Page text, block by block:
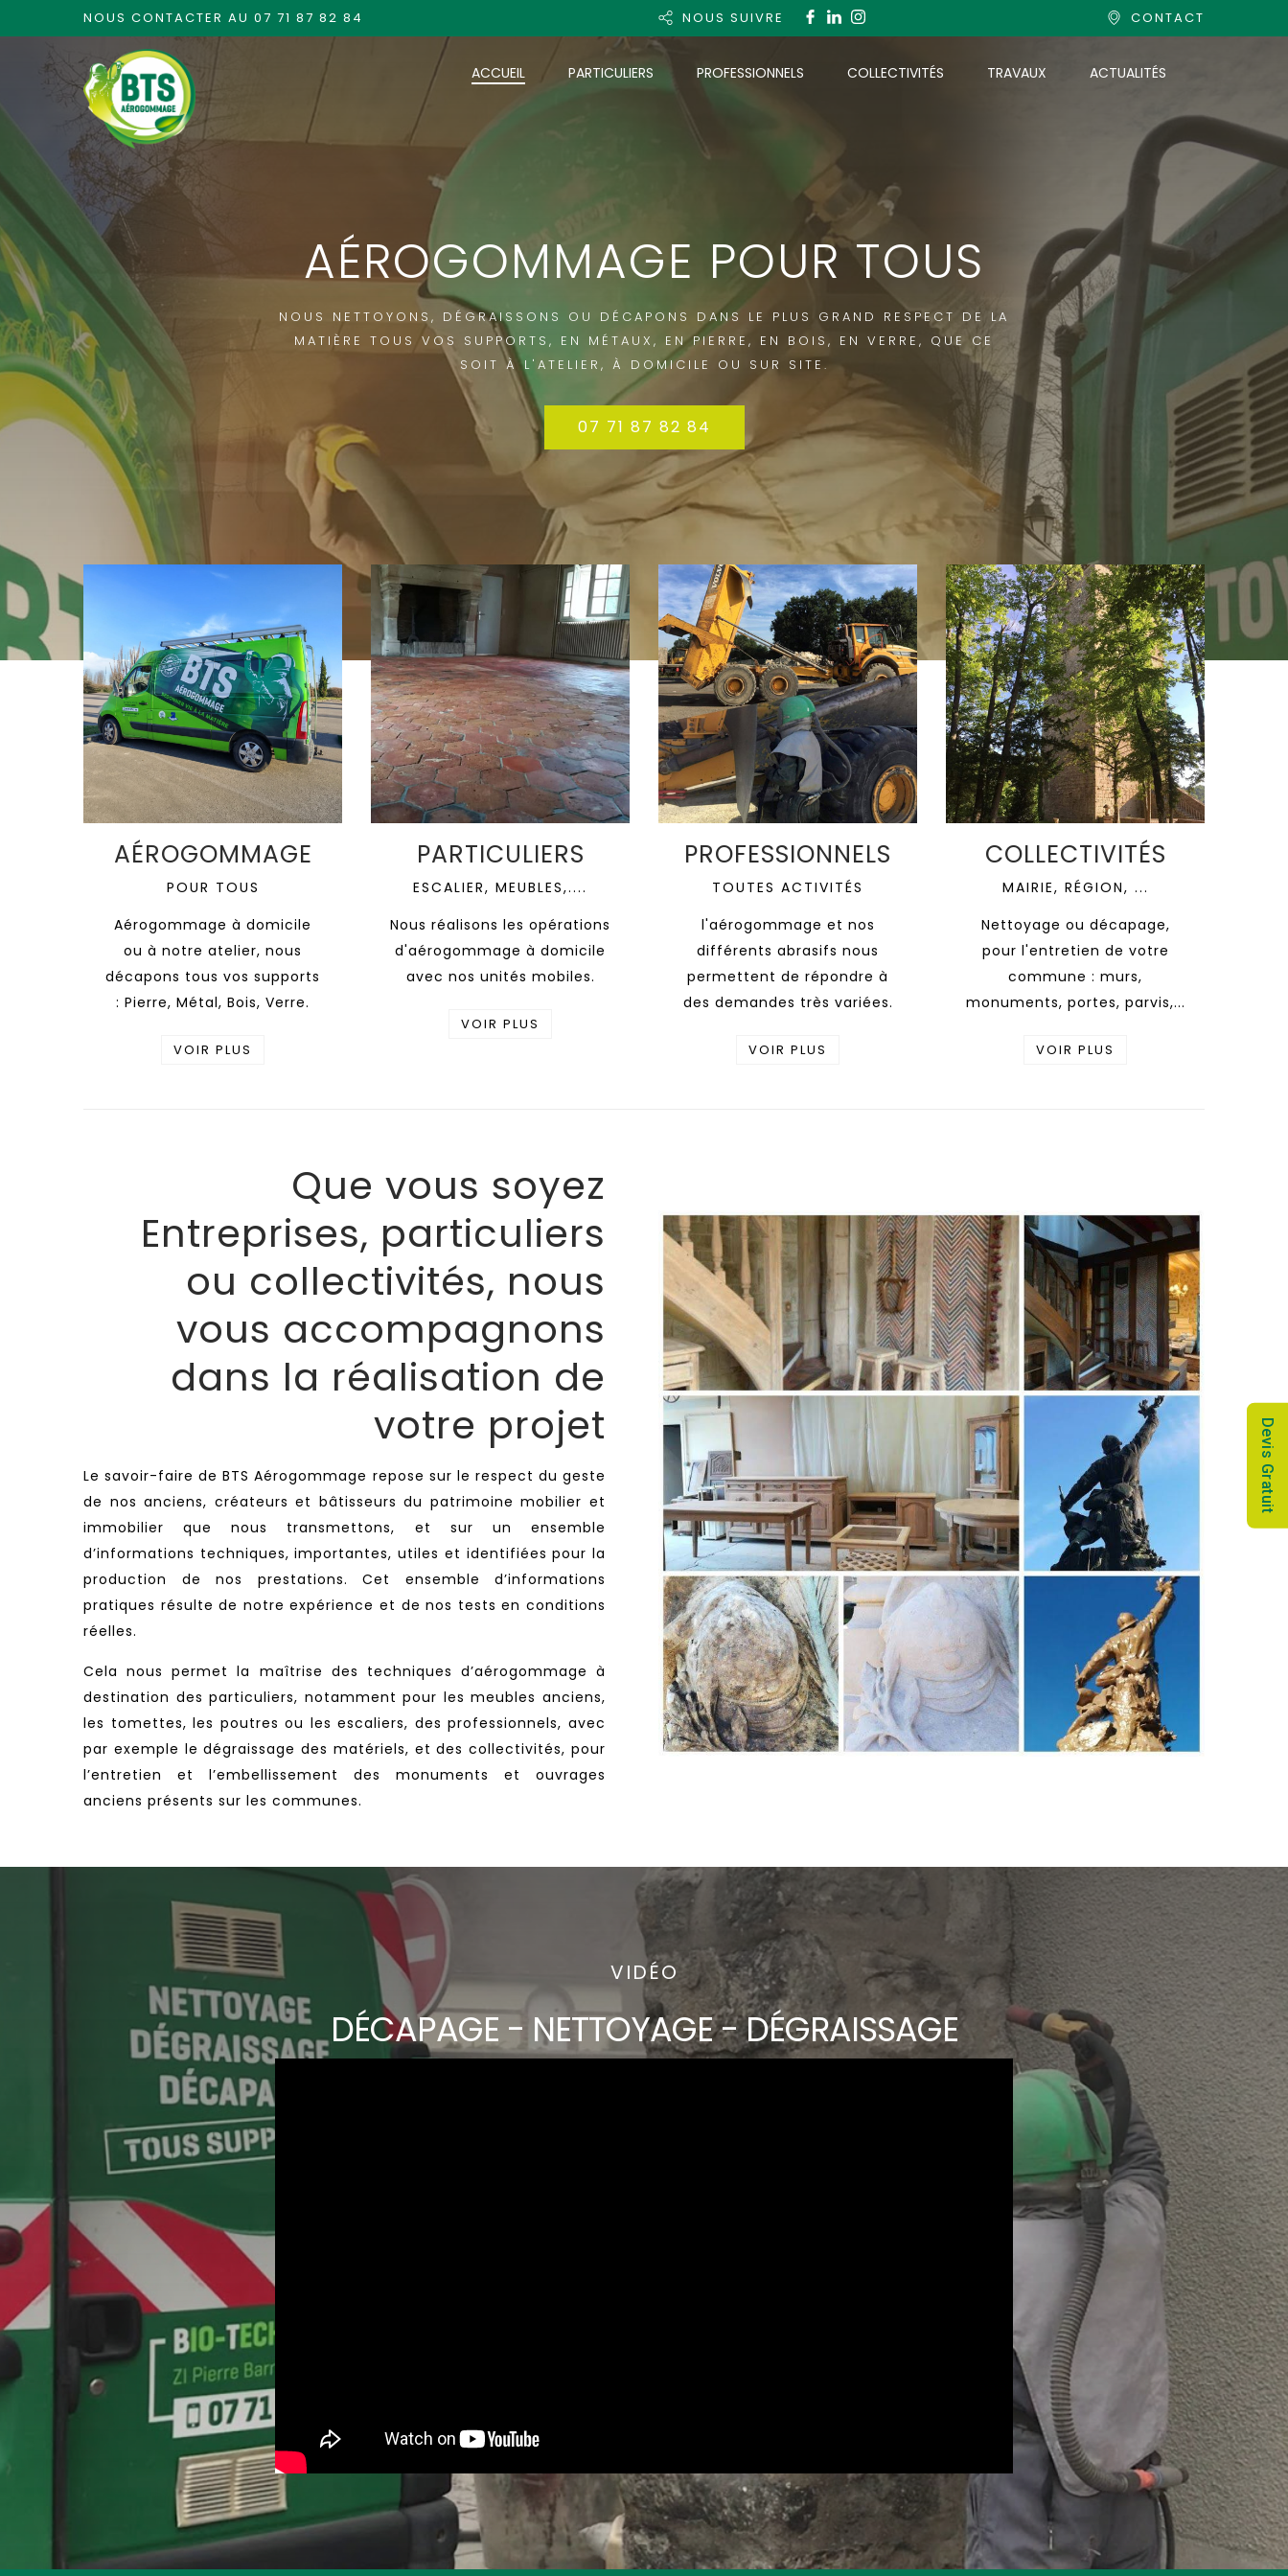
NOUS CONTACTER AU 07 71 87 82 84 CONTACT
NOUS SUIVRE
ACCUEIL PARTICULIERS PROFESSIONNELS COLLECTIVITÉS TRAVAUX ACTUALITÉS
AÉROGOMMAGE POUR TOUS
NOUS NETTOYONS, DÉGRAISSONS OU DÉCAPONS DANS LE PLUS GRAND RESPECT DE LA
MATIÈRE TOUS VOS SUPPORTS, EN MÉTAUX, EN PIERRE, EN BOIS, EN VERRE, QUE CE
SOIT À L'ATELIER, À DOMICILE OU SUR SITE.
07 71 87 82 84
AÉROGOMMAGE
POUR TOUS
Aérogommage à domicile
ou à notre atelier, nous
décapons tous vos supports
: Pierre, Métal, Bois, Verre.
VOIR PLUS
PARTICULIERS
ESCALIER, MEUBLES,....
Nous réalisons les opérations
d'aérogommage à domicile
avec nos unités mobiles.
VOIR PLUS
PROFESSIONNELS
TOUTES ACTIVITÉS
l'aérogommage et nos
différents abrasifs nous
permettent de répondre à
des demandes très variées.
VOIR PLUS
COLLECTIVITÉS
MAIRIE, RÉGION, ...
Nettoyage ou décapage,
pour l'entretien de votre
commune : murs,
monuments, portes, parvis,...
VOIR PLUS
Que vous soyez
Entreprises, particuliers
ou collectivités, nous
vous accompagnons
dans la réalisation de
votre projet
Le savoir-faire de BTS Aérogommage repose sur le respect du geste
de nos anciens, créateurs et bâtisseurs du patrimoine mobilier et
immobilier que nous transmettons, et sur un ensemble
d’informations techniques, importantes, utiles et identifiées pour la
production de nos prestations. Cet ensemble d’informations
pratiques résulte de notre expérience et de nos tests en conditions
réelles.
Cela nous permet la maîtrise des techniques d’aérogommage à
destination desparticuliers, notamment pour les meubles anciens,
les tomettes, les poutres ou les escaliers, des professionnels, avec
par exemple le dégraissage des matériels, et des collectivités, pour
l’entretien et l’embellissement des monuments et ouvrages
anciens présents sur les communes.
VIDÉO
DÉCAPAGE - NETTOYAGE - DÉGRAISSAGE
Devis Gratuit